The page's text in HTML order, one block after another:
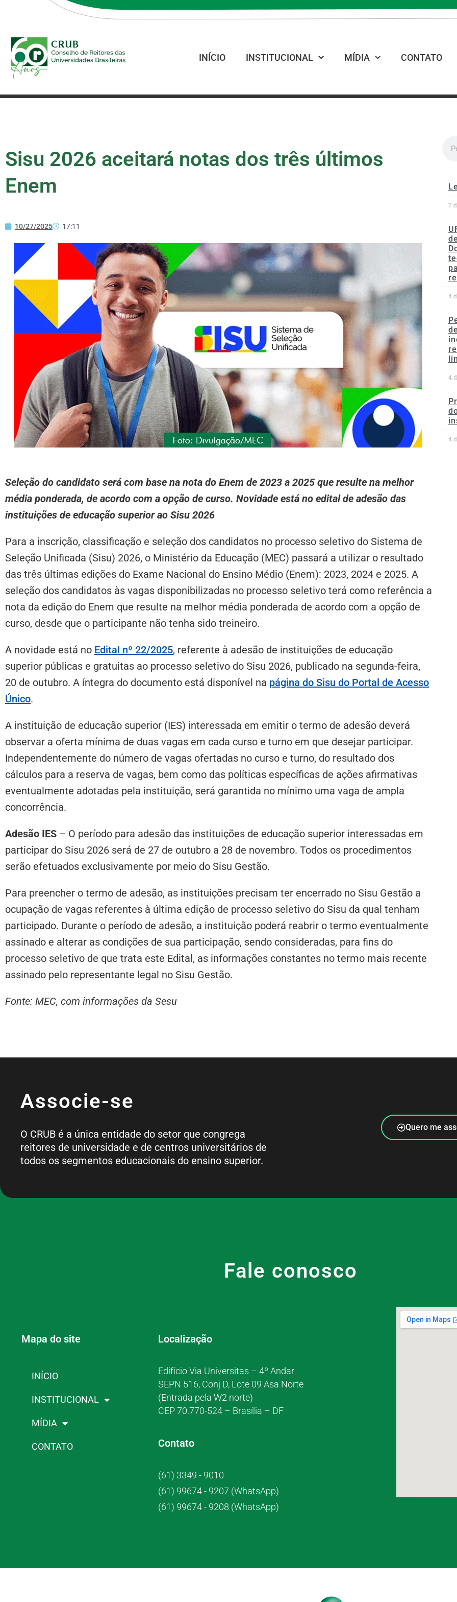
INÍCIO INSTITUCIONAL MÍDIA CONTATO
Sisu 2026 aceitará notas dos três últimos
Enem
10/27/2025 17:11
Seleção do candidato será com base na nota do Enem de 2023 a 2025 que resulte na melhor
média ponderada, de acordo com a opção de curso. Novidade está no edital de adesão das
instituições de educação superior ao Sisu 2026
Para a inscrição, classificação e seleção dos candidatos no processo seletivo do Sistema de
Seleção Unificada (Sisu) 2026, o Ministério da Educação (MEC) passará a utilizar o resultado
das três últimas edições do Exame Nacional do Ensino Médio (Enem): 2023, 2024 e 2025. A
seleção dos candidatos às vagas disponibilizadas no processo seletivo terá como referência a
nota da edição do Enem que resulte na melhor média ponderada de acordo com a opção de
curso, desde que o participante não tenha sido treineiro.
A novidade está no Edital nº 22/2025, referente à adesão de instituições de educação
superior públicas e gratuitas ao processo seletivo do Sisu 2026, publicado na segunda-feira,
20 de outubro. A íntegra do documento está disponível na página do Sisu do Portal de Acesso
Único.
A instituição de educação superior (IES) interessada em emitir o termo de adesão deverá
observar a oferta mínima de duas vagas em cada curso e turno em que desejar participar.
Independentemente do número de vagas ofertadas no curso e turno, do resultado dos
cálculos para a reserva de vagas, bem como das políticas específicas de ações afirmativas
eventualmente adotadas pela instituição, será garantida no mínimo uma vaga de ampla
concorrência.
Adesão IES – O período para adesão das instituições de educação superior interessadas em
participar do Sisu 2026 será de 27 de outubro a 28 de novembro. Todos os procedimentos
serão efetuados exclusivamente por meio do Sisu Gestão.
Para preencher o termo de adesão, as instituições precisam ter encerrado no Sisu Gestão a
ocupação de vagas referentes à última edição de processo seletivo do Sisu da qual tenham
participado. Durante o período de adesão, a instituição poderá reabrir o termo eventualmente
assinado e alterar as condições de sua participação, sendo consideradas, para fins do
processo seletivo de que trata este Edital, as informações constantes no termo mais recente
assinado pelo representante legal no Sisu Gestão.
Fonte: MEC, com informações da Sesu
7
4
4
4
Associe-se
O CRUB é a única entidade do setor que congrega
reitores de universidade e de centros universitários de
todos os segmentos educacionais do ensino superior.
Quero me
Fale conosco
Mapa do site
INÍCIO
INSTITUCIONAL
MÍDIA
CONTATO
Localização
Edifício Via Universitas – 4º Andar
SEPN 516, Conj D, Lote 09 Asa Norte
(Entrada pela W2 norte)
CEP 70.770-524 – Brasília – DF
Contato
(61) 3349 - 9010
(61) 99674 - 9207 (WhatsApp)
(61) 99674 - 9208 (WhatsApp)